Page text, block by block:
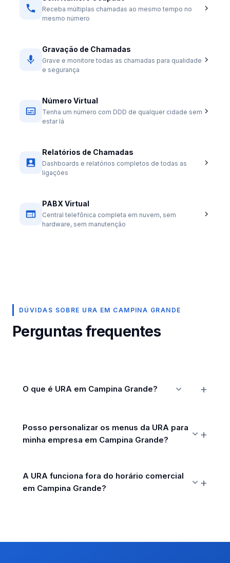
Receba múltiplas chamadas ao mesmo tempo no
mesmo número
Gravação de Chamadas
Grave e monitore todas as chamadas para qualidade
e segurança
Número Virtual
Tenha um número com DDD de qualquer cidade sem
estar lá
Relatórios de Chamadas
Dashboards e relatórios completos de todas as
ligações
PABX Virtual
Central telefônica completa em nuvem, sem
hardware, sem manutenção
DÚVIDAS SOBRE URA EM CAMPINA GRANDE
Perguntas frequentes
O que é URA em Campina Grande?
Posso personalizar os menus da URA para
minha empresa em Campina Grande?
A URA funciona fora do horário comercial
em Campina Grande?